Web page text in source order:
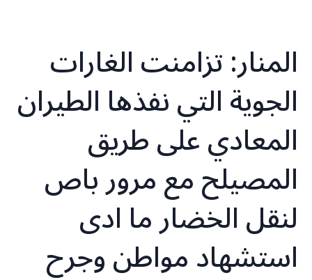
المنار: تزامنت الغارات
الجوية التي نفذها الطيران
المعادي على طريق
المصيلح مع مرور باص
لنقل الخضار ما ادى
استشهاد مواطن وجرح